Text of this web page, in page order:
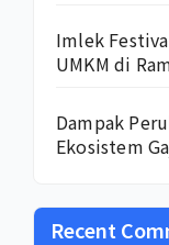
Imlek
UMKM di
Dampak
Ekosistem
Recent